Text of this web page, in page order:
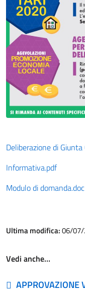
Deliberazione di
Informativa.pdf
Modulo di domanda.doc
Ultima modifica:06/07/
Vedi anche…
APPROVAZIONE